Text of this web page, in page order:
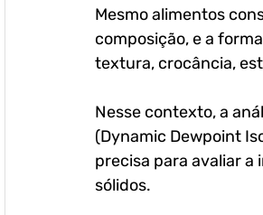
Mesmo alimentos
composição, e a
textura, crocância,
Nesse contexto, a
(Dynamic Dewpoint
precisa para avaliar
sólidos.